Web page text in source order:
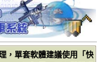
，單套軟體建議使用「快